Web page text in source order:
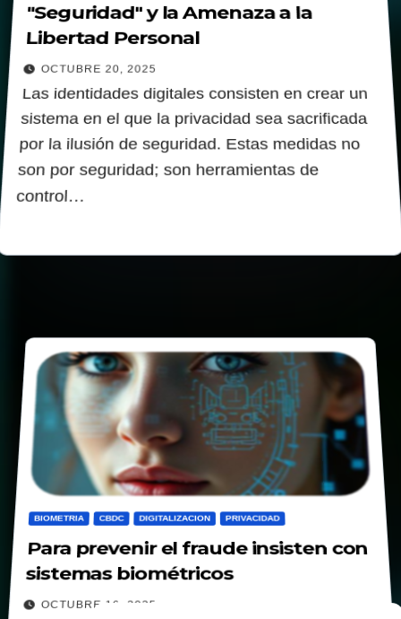
"Seguridad" y la Amenaza a la
Libertad Personal
OCTUBRE 20, 2025
Las identidades digitales consisten en crear un
sistema en el que la privacidad sea sacrificada
por la ilusión de seguridad. Estas medidas no
son por seguridad; son herramientas de
control…
BIOMETRIA CBDC DIGITALIZACION PRIVACIDAD
Para prevenir el fraude insisten con
sistemas biométricos
OCTUBRE 16, 2025